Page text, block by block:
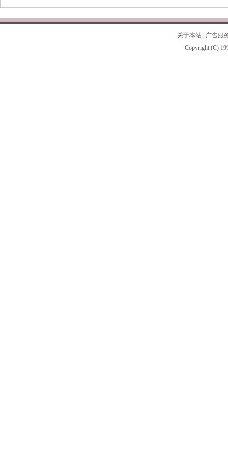
关于本站
广告服
Copyright (C)